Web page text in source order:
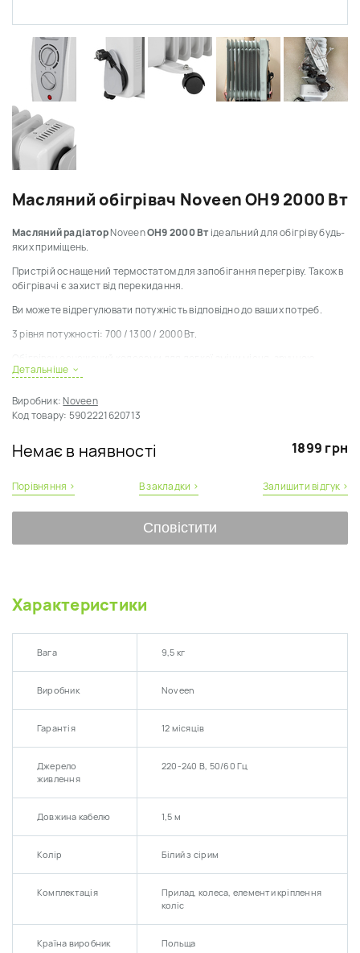
Масляний обігрівач Noveen OH9 2000 Вт
Масляний радіаторNoveenOH9 2000 Втідеальний для обігріву будь-
яких приміщень.
Пристрій оснащений термостатом для запобігання перегріву. Також в
обігрівачі є захист від перекидання.
Ви можете відрегулювати потужність відповідно до ваших потреб.
3 рівня потужності: 700 / 1300 / 2000 Вт.
ручкою для перенесення і спеціальним тримачем кабелю.
Металевий корпус обігрівача складається із 9 секцій (ребер).
Детальніше
Виробник:Noveen
Код товару: 5902221620713
Немає в наявності 1899 грн
Порівняння › В закладки › Залишити відгук ›
Сповістити
Характеристики
Вага 9,5 кг
Виробник Noveen
Гарантія 12 місяців
Джерело
живлення
220-240 В, 50/60 Гц
Довжина кабелю 1,5 м
Колір Білий з сірим
Комплектація
Прилад, колеса, елементи кріплення
коліс
Країна виробник Польща